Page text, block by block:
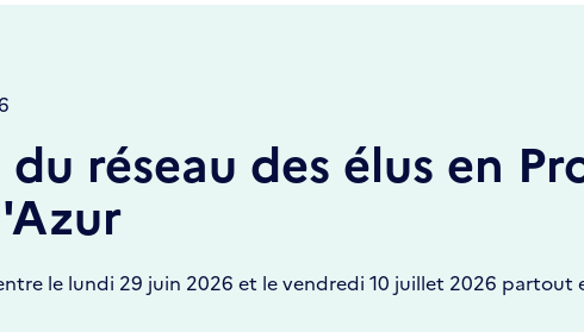
réseau des élus en
le lundi 29 juin 2026 et le vendredi 10 juillet 2026 partout